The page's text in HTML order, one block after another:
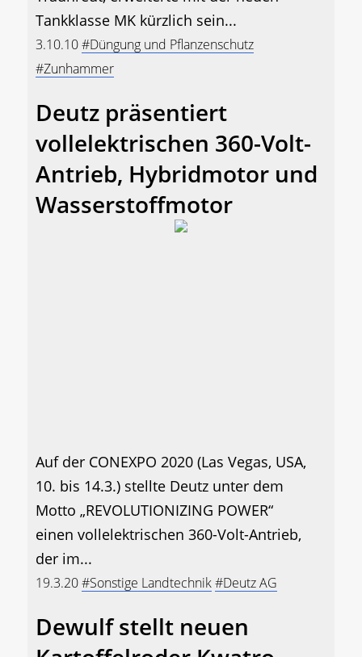
Tankklasse MK kürzlich sein...
3.10.10#Düngung und Pflanzenschutz
#Zunhammer
Deutz präsentiert
vollelektrischen 360-Volt-
Antrieb, Hybridmotor und
Wasserstoffmotor
Auf der CONEXPO 2020 (Las Vegas, USA,
10. bis 14.3.) stellte Deutz unter dem
Motto „REVOLUTIONIZING POWER“
einen vollelektrischen 360-Volt-Antrieb,
der im...
19.3.20#Sonstige Landtechnik#Deutz AG
Dewulf stellt neuen